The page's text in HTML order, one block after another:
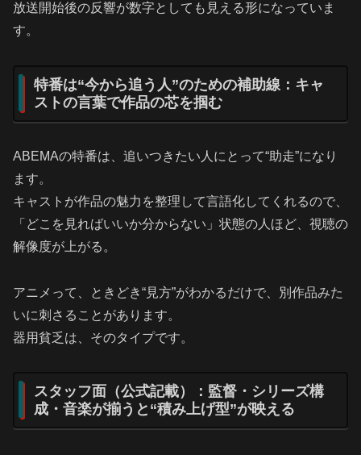
放送開始後の反響が数字としても見える形になっていま
す。
特番は“今から追う人”のための補助線：キャ
ストの言葉で作品の芯を掴む
ABEMAの特番は、追いつきたい人にとって“助走”になり
ます。
キャストが作品の魅力を整理して言語化してくれるので、
「どこを見ればいいか分からない」状態の人ほど、視聴の
解像度が上がる。
アニメって、ときどき“見方”がわかるだけで、別作品みた
いに刺さることがあります。
器用貧乏は、そのタイプです。
スタッフ面（公式記載）：監督・シリーズ構
成・音楽が揃うと“積み上げ型”が映える